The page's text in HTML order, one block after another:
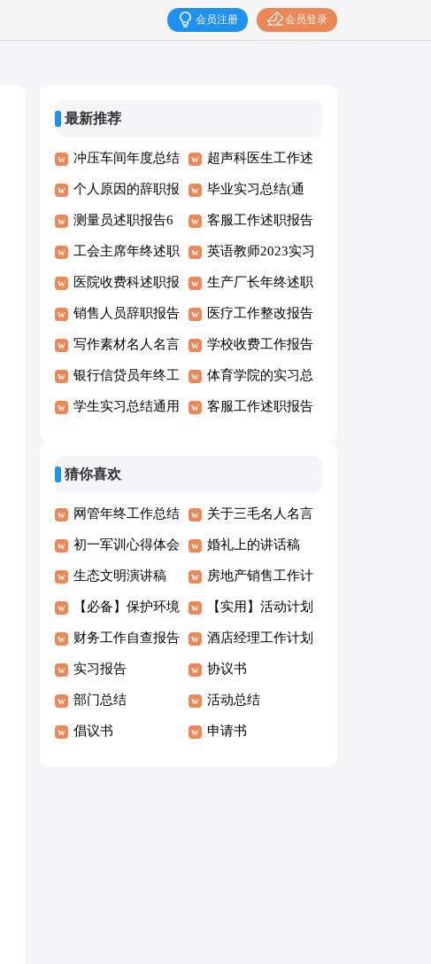
会员登录
会员注册
最新推荐
冲压车间年度总结 超声科医生工作述
职报告
个人原因的辞职报
告 15篇
毕业实习总结(通
用15篇)
测量员述职报告6
篇
客服工作述职报告
(15篇)
工会主席年终述职
报告范文
英语教师2023实习
总结
医院收费科述职报
告
生产厂长年终述职
报告11篇
销售人员辞职报告
集合15篇
医疗工作整改报告
写作素材名人名言 学校收费工作报告
银行信贷员年终工
作总结15篇
体育学院的实习总
结
学生实习总结通用 客服工作述职报告
猜你喜欢
网管年终工作总结 关于三毛名人名言
（通用70句）
初一军训心得体会
(汇编15篇)
婚礼上的讲话稿
生态文明演讲稿 房地产销售工作计
划15篇
【必备】保护环境
建议书作文集锦9
篇
【实用】活动计划
范文汇总7篇
财务工作自查报告
(集合15篇)
酒店经理工作计划
实习报告 协议书
部门总结 活动总结
倡议书 申请书